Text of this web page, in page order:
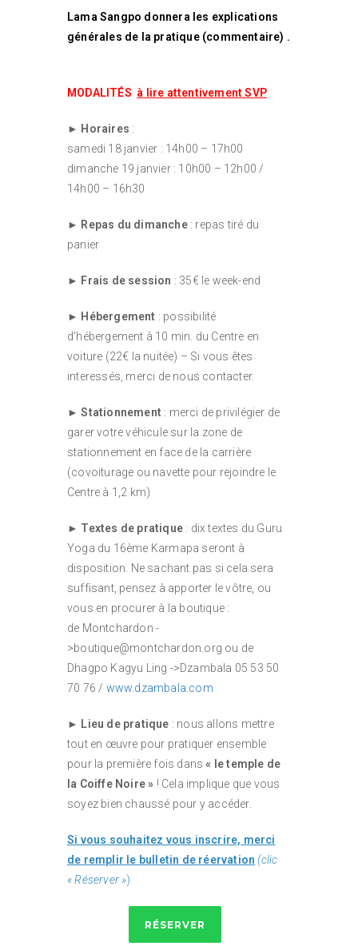
Lama Sangpo donnera les explications
générales de la pratique (commentaire) .
MODALITÉS à lire attentivement SVP
► Horaires :
samedi 18 janvier : 14h00 – 17h00
dimanche 19 janvier : 10h00 – 12h00 /
14h00 – 16h30
► Repas du dimanche: repas tiré du
panier
► Frais de session : 35€ le week-end
► Hébergement : possibilité
d’hébergement à 10 min. du Centre en
voiture (22€ la nuitée) – Si vous êtes
interessés, merci de nous contacter.
►Stationnement : merci de privilégier de
garer votre véhicule sur la zone de
stationnement en face de la carrière
(covoiturage ou navette pour rejoindre le
Centre à 1,2 km)
► Textes de pratique : dix textes du Guru
Yoga du 16ème Karmapa seront à
disposition. Ne sachant pas si cela sera
suffisant, pensez à apporter le vôtre, ou
vous en procurer à la boutique :
de Montchardon -
>boutique@montchardon.org ou de
Dhagpo Kagyu Ling ->Dzambala 05 53 50
70 76 / www.dzambala.com
► Lieu de pratique : nous allons mettre
tout en œuvre pour pratiquer ensemble
pour la première fois dans« le temple de
la Coiffe Noire » ! Cela implique que vous
soyez bien chaussé pour y accéder.
Si vous souhaitez vous inscrire, merci
de remplir le bulletin de réervation (clic
« Réserver »)
RÉSERVER